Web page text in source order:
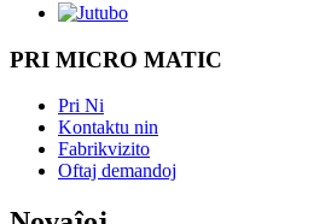
PRI MICRO MATIC
Pri Ni
Kontaktu nin
Fabrikvizito
Oftaj demandoj